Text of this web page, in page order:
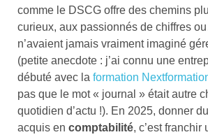
comme le DSCG offre des chemins
curieux, aux passionnés de chiffres
n’avaient jamais vraiment imaginé
(petite anecdote : j’ai connu une
débuté avec la formation
pas que le mot « journal » était autre
quotidien d’actu !). En 2025, donner
acquis en comptabilité, c’est franchir